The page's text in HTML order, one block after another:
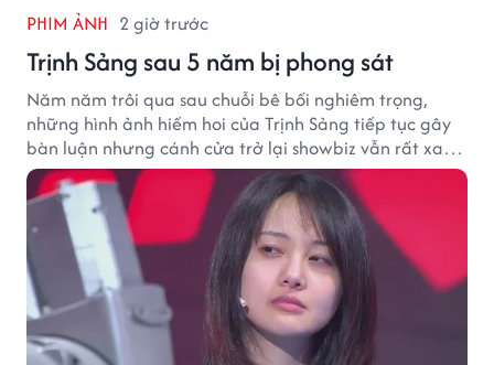
PHIM ẢNH 2 giờ trước
Trịnh Sảng sau 5 năm bị phong sát
Năm năm trôi qua sau chuỗi bê bối nghiêm trọng,
những hình ảnh hiếm hoi của Trịnh Sảng tiếp tục gây
bàn luận nhưng cánh cửa trở lại showbiz vẫn rất xa
vời.